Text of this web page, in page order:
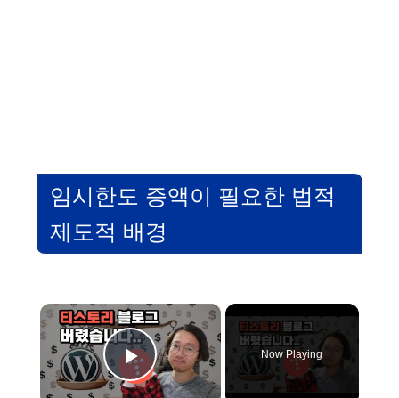
임시한도 증액이 필요한 법적
제도적 배경
×
Play Video
Now Playing